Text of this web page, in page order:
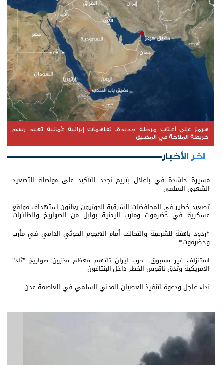
هرمز على أعتاب مرحلة جديدة.. تفاهمات إيرانية–عُمانية تعيد رسم
خريطة الملاحة في المضيق
اخر الأخبار
مسيرة حاشدة في باعلال بتريم تجدد التأكيد على مواصلة التصعيد
الشعبي السلمي
تصعيد خطير في المحافضات الشرقية الحوثيون يعلنون استهداف مواقع
عسكرية في حضرموت ومأرب اليمنية بوابل من الصواريخ والطائرات
*ردود باهتة للشرعية والتحالف أمام الهجوم الحوثي الدامي في مأرب
وحضرموت*
استنزاف غير مسبوق.. حرب إيران تلتهم معظم مخزون صواريخ "ثاد"
الأمريكية وتدق ناقوس الخطر داخل البنتاغون
نداء عاجل ودعوة لتنفيذ العصيان المدني السلمي في العاصمة عدن